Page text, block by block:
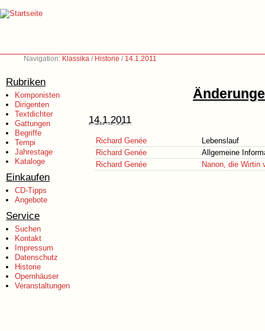
Navigation: Klassika / Historie / 14.1.2011
Rubriken
Komponisten
Dirigenten
Textdichter
Gattungen
Begriffe
Tempi
Jahrestage
Kataloge
Einkaufen
CD-Tipps
Angebote
Service
Suchen
Kontakt
Impressum
Datenschutz
Historie
Opernhäuser
Veranstaltungen
14.1.2011
Richard Genée
Lebenslauf
Richard Genée
Allgemeine
Richard Genée
Nanon, die Wirtin